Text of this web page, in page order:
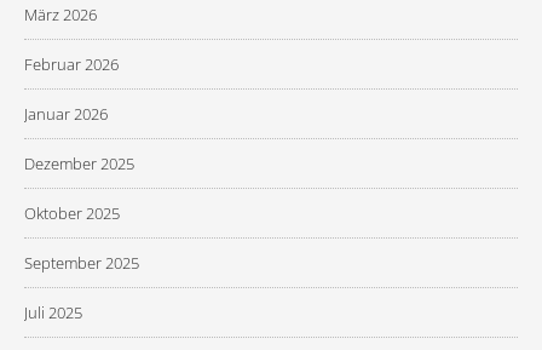
März 2026
Februar 2026
Januar 2026
Dezember 2025
Oktober 2025
September 2025
Juli 2025